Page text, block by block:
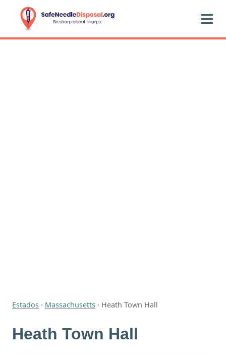
Estados · Massachusetts · Heath Town Hall
Heath Town Hall